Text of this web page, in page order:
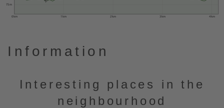
0 km 1 km 2 km 3 km 4 km
75 m
Information
Interesting places in the
neighbourhood